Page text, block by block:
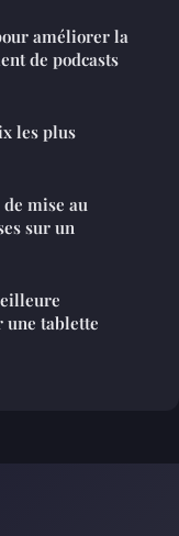
améliorer la
de podcasts
les plus
mise au
sur un
une tablette